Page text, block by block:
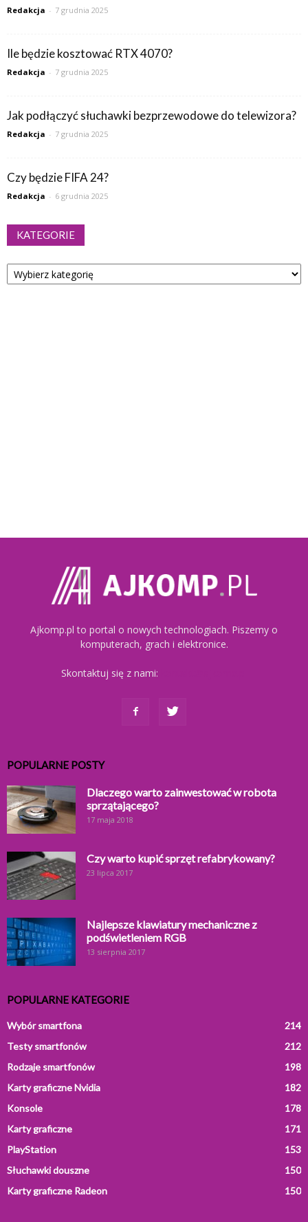
Redakcja - 7 grudnia 2025
Ile będzie kosztować RTX 4070?
Redakcja - 7 grudnia 2025
Jak podłączyć słuchawki bezprzewodowe do telewizora?
Redakcja - 7 grudnia 2025
Czy będzie FIFA 24?
Redakcja - 6 grudnia 2025
KATEGORIE
Kategorie
Ajkomp.pl to portal o nowych technologiach. Piszemy o
komputerach, grach i elektronice.
Skontaktuj się z nami:
POPULARNE POSTY
Dlaczego warto zainwestować w robota
sprzątającego?
17 maja 2018
Czy warto kupić sprzęt refabrykowany?
23 lipca 2017
Najlepsze klawiatury mechaniczne z
podświetleniem RGB
13 sierpnia 2017
POPULARNE KATEGORIE
Wybór smartfona
214
Testy smartfonów
212
Rodzaje smartfonów
198
Karty graficzne Nvidia
182
Konsole
178
Karty graficzne
171
PlayStation
153
Słuchawki douszne
150
Karty graficzne Radeon
150